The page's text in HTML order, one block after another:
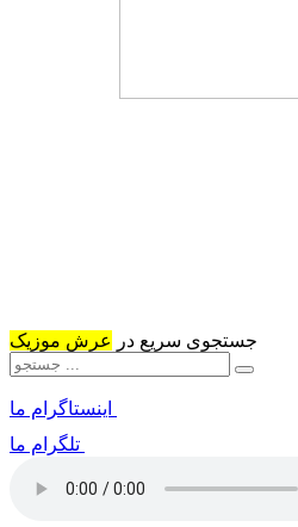
جستجوی سریع در عرش موزیک
اینستاگرام ما
تلگرام ما